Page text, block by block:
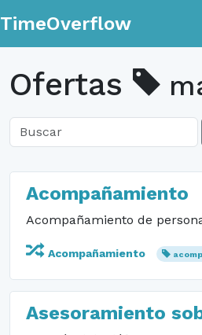
TimeOverflow
Ofertas
Acompañamiento
Acompañamiento de
Acompañamiento
Asesoramiento